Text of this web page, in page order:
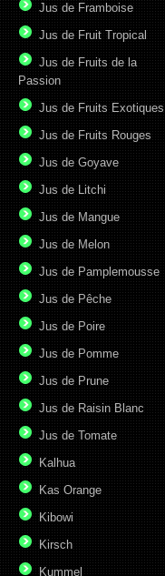
Jus de Framboise
Jus de Fruit Tropical
Jus de Fruits de la
Passion
Jus de Fruits Exotiques
Jus de Fruits Rouges
Jus de Goyave
Jus de Litchi
Jus de Mangue
Jus de Melon
Jus de Pamplemousse
Jus de Pêche
Jus de Poire
Jus de Pomme
Jus de Prune
Jus de Raisin Blanc
Jus de Tomate
Kalhua
Kas Orange
Kibowi
Kirsch
Kummel